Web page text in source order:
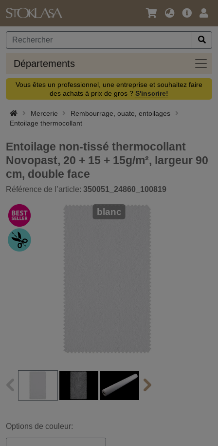
Langue
Devise
Offre
Départements
Vous êtes un professionnel, une entreprise et souhaitez faire
des achats à prix de gros ? S'inscrire!
Mercerie
Rembourrage, ouate, entoilages
Entoilage thermocollant
Entoilage non-tissé thermocollant
Novopast, 20 + 15 + 15g/m², largeur 90
cm, double face
Référence de l’article: 350051_24860_100819
blanc
Options de couleur: